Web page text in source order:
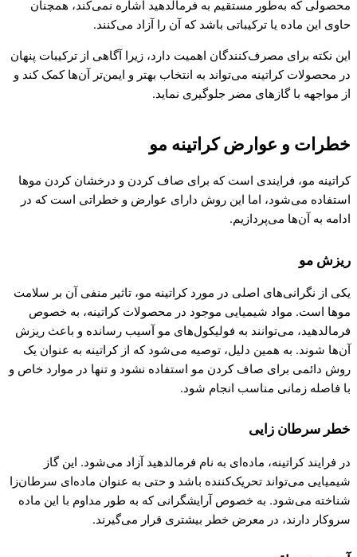
محصولی که به‌طور مستقیم به فرمالدهید اشاره نمی‌کند، همچنان
حاوی این ماده یا ترکیباتی باشد که آن را آزاد می‌کنند.
این نکته برای مصرف‌کنندگان اهمیت دارد، زیرا آگاهی از ترکیبات پنهان
در محصولات کراتینه می‌تواند به انتخاب بهتر و ایمن‌تر آن‌ها کمک کند و
از مواجهه با گازهای مضر جلوگیری نماید.
خطرات و عوارض کراتینه مو
کراتینه مو، فرایندی است که برای صاف کردن و درخشان کردن موها
استفاده می‌شود، اما این روش دارای عوارض و خطراتی است که در
ادامه به آن‌ها می‌پردازیم.
ریزش مو
یکی از نگرانی‌های اصلی در مورد کراتینه مو، تاثیر منفی آن بر سلامت
موها است. مواد شیمیایی موجود در محصولات کراتینه، به خصوص
فرمالدهید، می‌توانند به فولیکول‌های مو آسیب رسانده و باعث ریزش
آن‌ها شوند. به همین دلیل، توصیه می‌شود که از کراتینه به عنوان یک
روش دائمی برای صاف کردن مو استفاده نشود و تنها در موارد خاص و
با فاصله زمانی مناسب انجام شود.
خطر سرطان زایی
در فرایند کراتینه، ماده‌ای به نام فرمالدهید آزاد می‌شود. این گاز
شیمیایی می‌تواند تحریک‌کننده باشد و حتی به عنوان ماده‌ای سرطان‌زا
شناخته می‌شود. به خصوص آرایشگرانی که به طور مداوم با این ماده
سروکار دارند، در معرض خطر بیشتری قرار می‌گیرند.